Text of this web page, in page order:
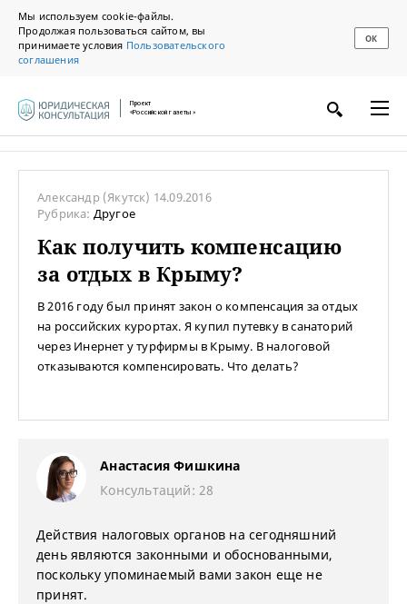
Мы используем cookie-файлы.
Продолжая пользоваться сайтом, вы
принимаете условия Пользовательского
соглашения
ОК
Проект
«Российской газеты»
Александр(Якутск) 14.09.2016
Рубрика: Другое
Как получить компенсацию
за отдых в Крыму?
В 2016 году был принят закон о компенсация за отдых
на российских курортах. Я купил путевку в санаторий
через Инернет у турфирмы в Крыму. В налоговой
отказываются компенсировать. Что делать?
Анастасия Фишкина
Консультаций: 28
Действия налоговых органов на сегодняшний
день являются законными и обоснованными,
поскольку упоминаемый вами закон еще не
принят.